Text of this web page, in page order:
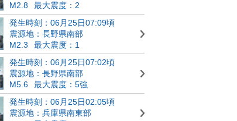
M2.8
最大震度：2
発生時刻：06月25日07:09頃
震源地：長野県南部
M2.3
最大震度：1
発生時刻：06月25日07:02頃
震源地：長野県南部
M5.6
最大震度：5強
発生時刻：06月25日02:05頃
震源地：兵庫県南東部